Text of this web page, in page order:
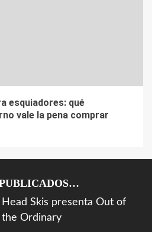
esquiadores: qué
vale la pena comprar
Head Skis presenta Out of
the Ordinary